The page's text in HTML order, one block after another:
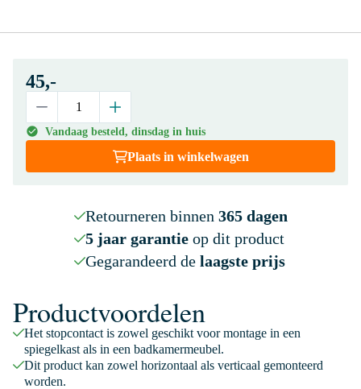
45,-
Vandaag besteld, dinsdag in huis
Plaats in winkelwagen
Retourneren binnen 365 dagen
5 jaar garantieop dit product
Gegarandeerd de laagste prijs
Productvoordelen
Het stopcontact is zowel geschikt voor montage in een
spiegelkast als in een badkamermeubel.
Dit product kan zowel horizontaal als verticaal gemonteerd
worden.